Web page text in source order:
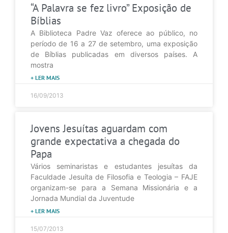
“A Palavra se fez livro” Exposição de
Bíblias
A Biblioteca Padre Vaz oferece ao público, no
período de 16 a 27 de setembro, uma exposição
de Bíblias publicadas em diversos países. A
mostra
+ LER MAIS
16/09/2013
Jovens Jesuítas aguardam com
grande expectativa a chegada do
Papa
Vários seminaristas e estudantes jesuítas da
Faculdade Jesuíta de Filosofia e Teologia – FAJE
organizam-se para a Semana Missionária e a
Jornada Mundial da Juventude
+ LER MAIS
15/07/2013